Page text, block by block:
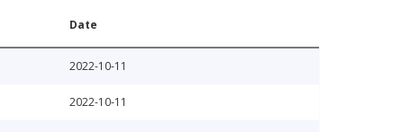
Date
2022-10-11
2022-10-11